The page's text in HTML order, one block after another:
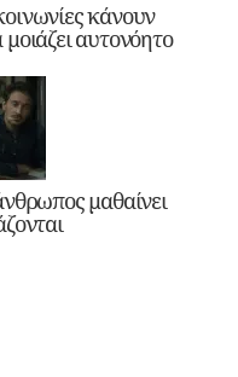
κάνουν
αυτονόητο
μαθαίνει